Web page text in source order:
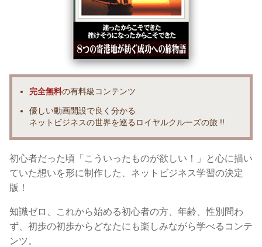
完全無料の有料級コンテンツ
優しい動画開設で良く分かる
ネットビジネスの世界を巡るロイヤルクルーズの旅 !!
初心者だった頃「こういったものが欲しい！」と心に描い
ていた想いを形に制作した、ネットビジネス学習の決定
版！
知識ゼロ、これから始める初心者の方、年齢、性別問わ
ず、初歩の初歩からどなたにも楽しみながら学べるコンテ
ンツ。